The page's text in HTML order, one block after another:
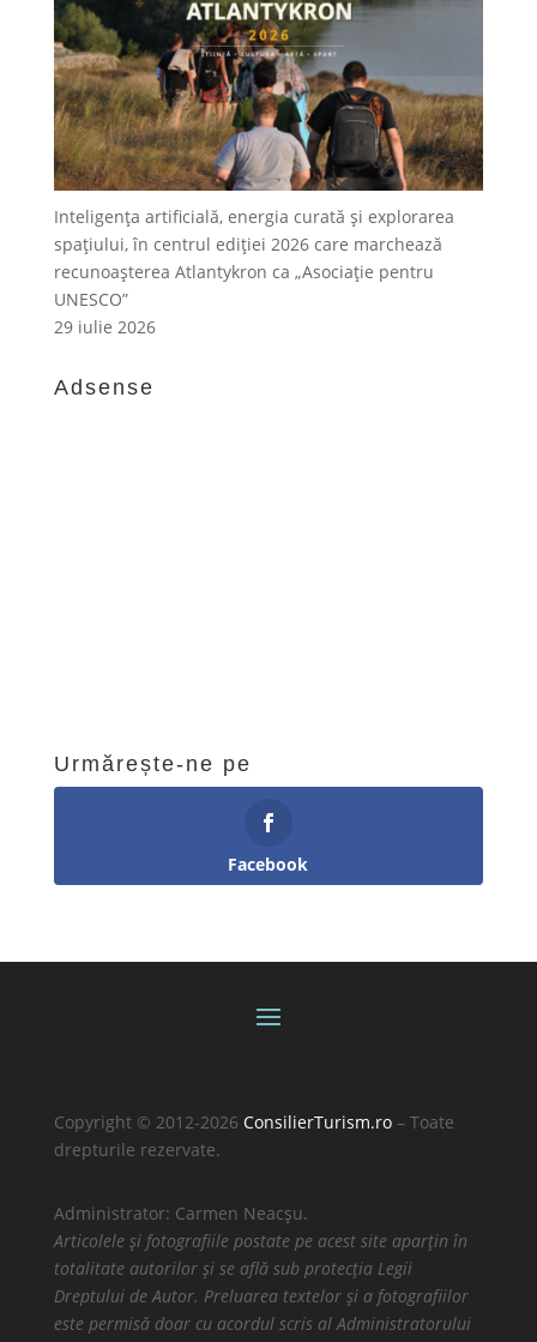
Inteligența artificială, energia curată și explorarea
spațiului, în centrul ediției 2026 care marchează
recunoașterea Atlantykron ca „Asociație pentru
UNESCO”
29 iulie 2026
Adsense
Urmărește-ne pe
Facebook
Copyright © 2012-2026 ConsilierTurism.ro– Toate
drepturile rezervate.
Administrator: Carmen Neacșu.
Articolele și fotografiile postate pe acest site aparțin în
totalitate autorilor și se află sub protecția Legii
Dreptului de Autor. Preluarea textelor și a fotografiilor
este permisă doar cu acordul scris al Administratorului